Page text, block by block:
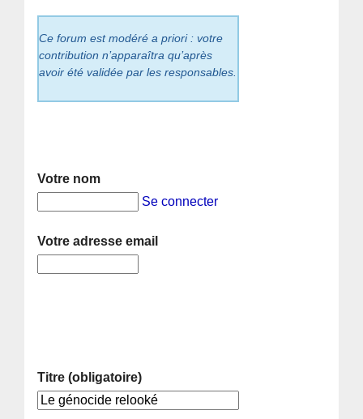
Ce forum est modéré a priori : votre
contribution n’apparaîtra qu’après
avoir été validée par les responsables.
Votre nom
Se connecter
Votre adresse email
Titre (obligatoire)